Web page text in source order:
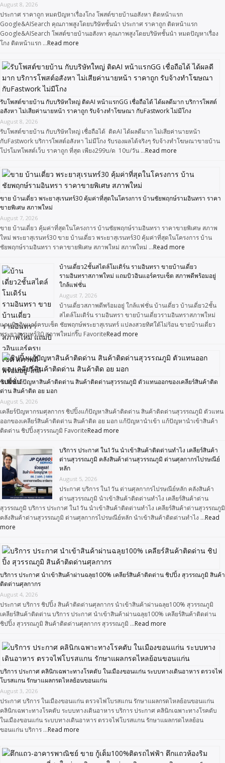
August 8, 2026
ประกาศ ราคาถูก หมดปัญหาเรื่องโกง โพสต์ขายบ้านอสังหา ติดหน้าแรก
Google&AISearch คุณภาพสูงโดยบริษัทชั้นนำ ประกาศ ราคาถูก ติดหน้าแรก
Google&AISearch โพสต์ขายบ้านอสังหา คุณภาพสูงโดยบริษัทชั้นนำ หมดปัญหาเรื่อง
โกง ติดหน้าแรก …Read more
รับโพสต์ขายบ้าน กับบริษัทใหญ่ ติดAI หน้าแรกGG เชื่อถือได้ ได้ผลดีมาก บริการโพสต์
อสังหา ไม่เสียค่านายหน้า ราคาถูก รับจ้างทำโฆษณา กับFastwork ไม่มีโกง
August 8, 2026
รับโพสต์ขายบ้าน กับบริษัทใหญ่ เชื่อถือได้ ติดAI ได้ผลดีมาก ไม่เสียค่านายหน้า
กับFastwork บริการโพสต์อสังหา ไม่มีโกง รับรองผลได้จริงๆ รับจ้างทำโฆษณาขายบ้าน
โปรโมทโพสต์เว็บ ราคาถูก ที่สุด เพียง299บ/ด 10บ/วัน …Read more
ขาย บ้านเดี่ยว พระยาสุเรนทร์30 คุ้มค่าที่สุดในโครงการ บ้านชัยพฤกษ์รามอินทรา ราคา
ขายพิเศษ สภาพใหม่
August 7, 2026
ขาย บ้านเดี่ยว คุ้มค่าที่สุดในโครงการ บ้านชัยพฤกษ์รามอินทรา ราคาขายพิเศษ สภาพ
ใหม่ พระยาสุเรนทร์30 ขาย บ้านเดี่ยว พระยาสุเรนทร์30 คุ้มค่าที่สุดในโครงการ บ้าน
ชัยพฤกษ์รามอินทรา ราคาขายพิเศษ สภาพใหม่ สภาพใหม่ …Read more
บ้านเดี่ยว2ชั้นสไตล์โมเดิร์น รามอินทรา ขายบ้านเดี่ยว
รามอินทราสภาพใหม่ แถมบิวอินแอร์ครบเซ็ต สภาพดีพร้อมอยู่
ใกล้แฟชั่น
August 7, 2026
บ้านเดี่ยวสภาพดีพร้อมอยู่ ใกล้แฟชั่น บ้านเดี่ยว บ้านเดี่ยว2ชั้น
สไตล์โมเดิร์น รามอินทรา ขายบ้านเดี่ยวรามอินทราสภาพใหม่
แถมบิวอินแอร์ครบเซ็ต ชัยพฤกษ์พระยาสุเรนทร์ แปลงสวยทิศใต้ไม่ร้อน ขายบ้านเดี่ยว
พระยาสุเรนทร์30 สภาพใหม่กริ๊บ FavoriteRead more
ชิปปิ้งแก้ปัญหาสินค้าติดด่าน สินค้าติดด่านสุวรรณภูมิ ตัวแทนออกของเคลียร์สินค้าติด
ด่าน สินค้าติด อย มอก
August 5, 2026
เคลียร์ปัญหากรมศุลกากร ชิปปิ้งแก้ปัญหาสินค้าติดด่าน สินค้าติดด่านสุวรรณภูมิ ตัวแทน
ออกของเคลียร์สินค้าติดด่าน สินค้าติด อย มอก แก้ปัญหานำเข้า แก้ปัญหานำเข้าสินค้า
ติดด่าน ชิปปิ้งสุวรรณภูมิ FavoriteRead more
บริการ ประกาศ ใน1วัน นำเข้าสินค้าติดด่านทำไง เคลียร์สินค้า
ด่านสุวรรณภูมิ คลังสินค้าด่านสุวรรณภูมิ ด่านศุลกากรไปรษณีย์
หลัก
August 5, 2026
ประกาศ บริการ ใน1วัน ด่านศุลกากรไปรษณีย์หลัก คลังสินค้า
ด่านสุวรรณภูมิ นำเข้าสินค้าติดด่านทำไง เคลียร์สินค้าด่าน
สุวรรณภูมิ บริการ ประกาศ ใน1วัน นำเข้าสินค้าติดด่านทำไง เคลียร์สินค้าด่านสุวรรณภูมิ
คลังสินค้าด่านสุวรรณภูมิ ด่านศุลกากรไปรษณีย์หลัก นำเข้าสินค้าติดด่านทำไง …Read
more
บริการ ประกาศ นำเข้าสินค้าผ่านฉลุย100% เคลียร์สินค้าติดด่าน ชิปปิ้ง สุวรรณภูมิ สินค้า
ติดด่านศุลกากร
August 4, 2026
ประกาศ บริการ ชิปปิ้ง สินค้าติดด่านศุลกากร นำเข้าสินค้าผ่านฉลุย100% สุวรรณภูมิ
เคลียร์สินค้าติดด่าน บริการ ประกาศ นำเข้าสินค้าผ่านฉลุย100% เคลียร์สินค้าติดด่าน
ชิปปิ้ง สุวรรณภูมิ สินค้าติดด่านศุลกากร สุวรรณภูมิ …Read more
บริการ ประกาศ คลินิกเฉพาะทางโรคตับ ในเมืองขอนแก่น ระบบทางเดินอาหาร ตรวจไฟ
โบรสแกน รักษาแผลกรดไหลย้อนขอนแก่น
August 3, 2026
ประกาศ บริการ ในเมืองขอนแก่น ตรวจไฟโบรสแกน รักษาแผลกรดไหลย้อนขอนแก่น
คลินิกเฉพาะทางโรคตับ ระบบทางเดินอาหาร บริการ ประกาศ คลินิกเฉพาะทางโรคตับ
ในเมืองขอนแก่น ระบบทางเดินอาหาร ตรวจไฟโบรสแกน รักษาแผลกรดไหลย้อน
ขอนแก่น บริการ …Read more